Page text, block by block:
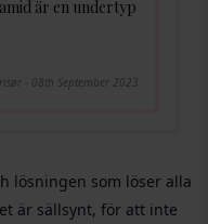
är en undertyp
- 08th September 2023
lösningen som löser alla
är sällsynt, för att inte